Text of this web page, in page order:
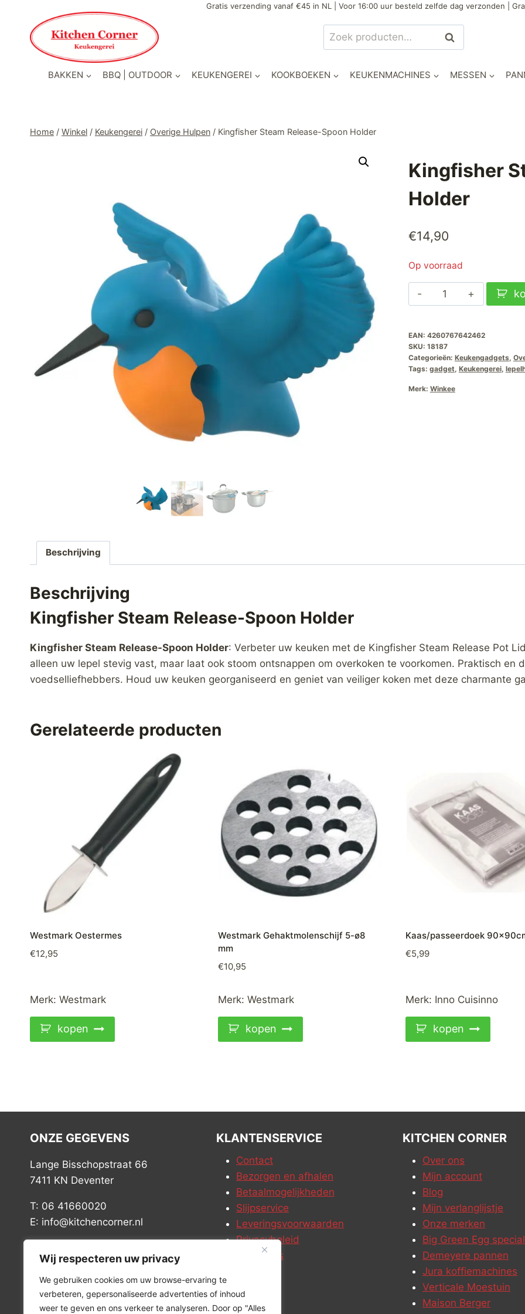
Wij respecteren uw privacy
We gebruiken cookies om uw browse-ervaring te
verbeteren, gepersonaliseerde advertenties of inhoud
weer te geven en ons verkeer te analyseren. Door op "Alles
inhoud
Gratis verzending vanaf €45 in NL | Voor 16:00 uur besteld zelfde dag verzonden |
Zoeken
naar:
Zoeken
BAKKEN BBQ | OUTDOOR KEUKENGEREI KOOKBOEKEN KEUKENMACHINES MESSEN
Home / Winkel / Keukengerei / Overige Hulpen / Kingfisher Steam Release-Spoon Holder
Kingfisher
Holder
€14,90
Op voorraad
Kingfisher
Steam
Spoon
Holder
aantal
EAN: 4260767642462
SKU: 18187
Categorieën: Keukengadgets,
Tags: gadget, Keukengerei,
Merk: Winkee
Beschrijving
Beschrijving
Kingfisher Steam Release-Spoon Holder
Kingfisher Steam Release-Spoon Holder: Verbeter uw keuken met de Kingfisher Steam Release Pot
alleen uw lepel stevig vast, maar laat ook stoom ontsnappen om overkoken te voorkomen. Praktisch en
voedselliefhebbers. Houd uw keuken georganiseerd en geniet van veiliger koken met deze charmante
Gerelateerde producten
Westmark Oestermes
€12,95
Merk: Westmark
kopen
Westmark Gehaktmolenschijf 5-ø8
mm
€10,95
Merk: Westmark
kopen
Kaas/passeerdoek
€5,99
Merk: Inno Cuisinno
kopen
ONZE GEGEVENS
Lange Bisschopstraat 66
7411 KN Deventer
T: 06 41660020
E: info@kitchencorner.nl
BTW: NL001915997B81
KLANTENSERVICE
Contact
Bezorgen en afhalen
Betaalmogelijkheden
Slijpservice
Leveringsvoorwaarden
Privacybeleid
Vacatures
KITCHEN CORNER
Over ons
Mijn account
Blog
Mijn verlanglijstje
Onze merken
Big Green Egg
Demeyere pannen
Jura koffiemachines
Verticale Moestuin
Maison Berger